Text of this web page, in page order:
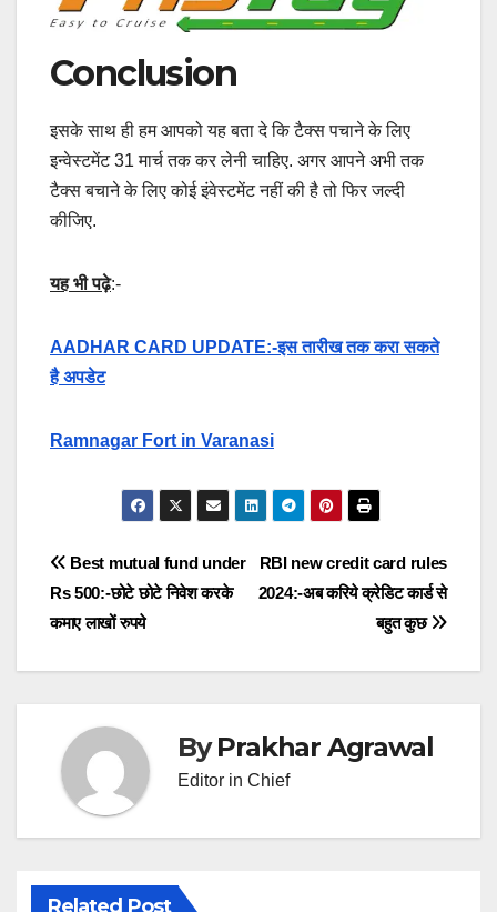
Conclusion
इसके साथ ही हम आपको यह बता दे कि टैक्स पचाने के लिए
इन्वेस्टमेंट 31 मार्च तक कर लेनी चाहिए. अगर आपने अभी तक
टैक्स बचाने के लिए कोई इंवेस्टमेंट नहीं की है तो फिर जल्दी
कीजिए.
यह भी पढ़े:-
AADHAR CARD UPDATE:-इस तारीख तक करा सकते
है अपडेट
Ramnagar Fort in Varanasi
Post
navigation
RBI new credit card rules
2024:-अब करिये क्रेडिट कार्ड से
बहुत कुछ
Best mutual fund under
Rs 500:-छोटे छोटे निवेश करके
कमाए लाखों रुपये
ByPrakhar Agrawal
Editor in Chief
Related Post